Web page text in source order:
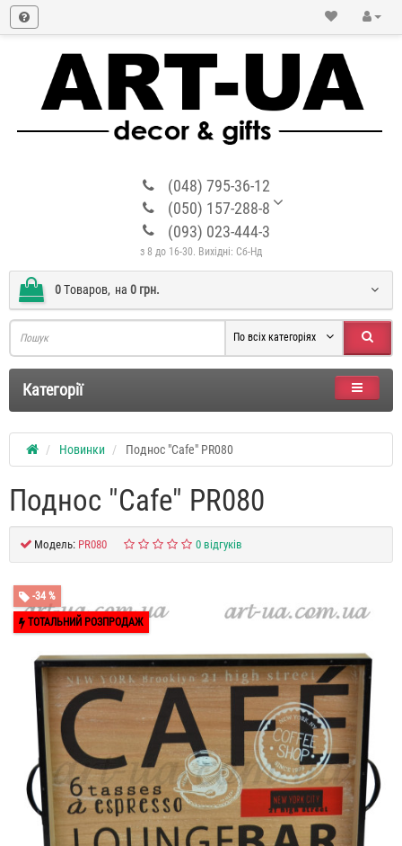
(048) 795-36-12
(050) 157-288-8
(093) 023-444-3
з 8 до 16-30. Вихідні: Сб-Нд
0Tоваров, на 0 грн.
По всіх категоріях
Категорії
Новинки Поднос "Cafe" PR080
Поднос "Cafe" PR080
Модель: PR080 0 відгуків
-34 %
ТОТАЛЬНИЙ РОЗПРОДАЖ